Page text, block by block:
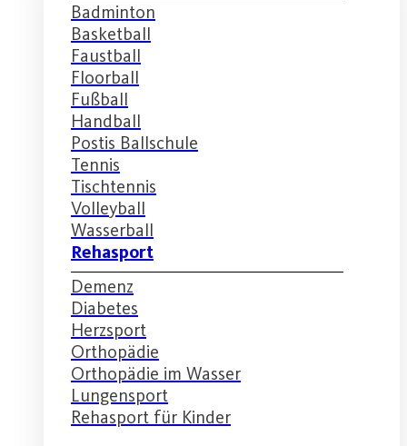
Badminton
Basketball
Faustball
Floorball
Fußball
Handball
Postis Ballschule
Tennis
Tischtennis
Volleyball
Wasserball
Rehasport
Demenz
Diabetes
Herzsport
Orthopädie
Orthopädie im Wasser
Lungensport
Rehasport für Kinder